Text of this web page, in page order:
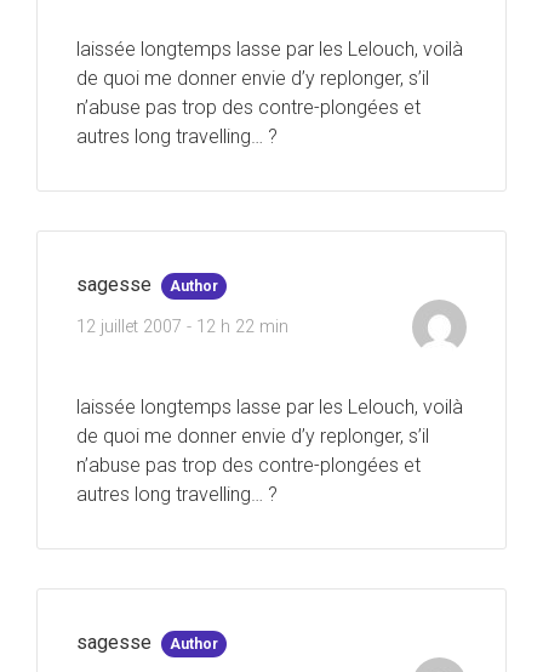
laissée longtemps lasse par les Lelouch, voilà
de quoi me donner envie d’y replonger, s’il
n’abuse pas trop des contre-plongées et
autres long travelling… ?
sagesse Author
12 juillet 2007 - 12 h 22 min
laissée longtemps lasse par les Lelouch, voilà
de quoi me donner envie d’y replonger, s’il
n’abuse pas trop des contre-plongées et
autres long travelling… ?
sagesse Author